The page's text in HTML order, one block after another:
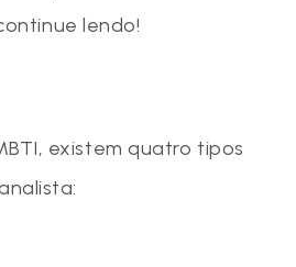
lendo!
existem quatro tipos